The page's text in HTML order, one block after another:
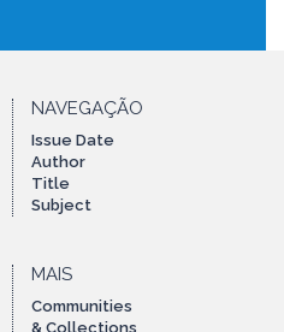
NAVEGAÇÃO
Issue Date
Author
Title
Subject
MAIS
Communities
& Collections